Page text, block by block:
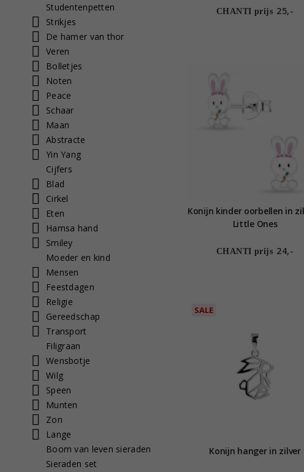
Studentenpetten
Strikjes
De hamer van thor
Veren
Bolletjes
Noten
Peace
Schaar
Maan
Abstracte
Yin Yang
Cijfers
Blad
Cirkel
Eten
Hamsa hand
Smiley
Moeder en kind
Mensen
Feestdagen
Religie
Gereedschap
Transport
Filigraan
Wensbotje
Wilg
Speen
Munten
Zon
Lange
Boom van leven sieraden
Sieraden set
CHANTI prijs 25,-
Konijn kinder oorbellen in
Little Ones
CHANTI prijs 24,-
SALE
Konijn hanger in zilver